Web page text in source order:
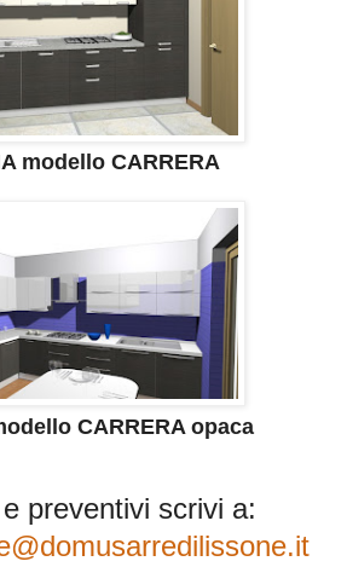
modello CARRERA
CARRERA opaca
preventivi scrivi a: